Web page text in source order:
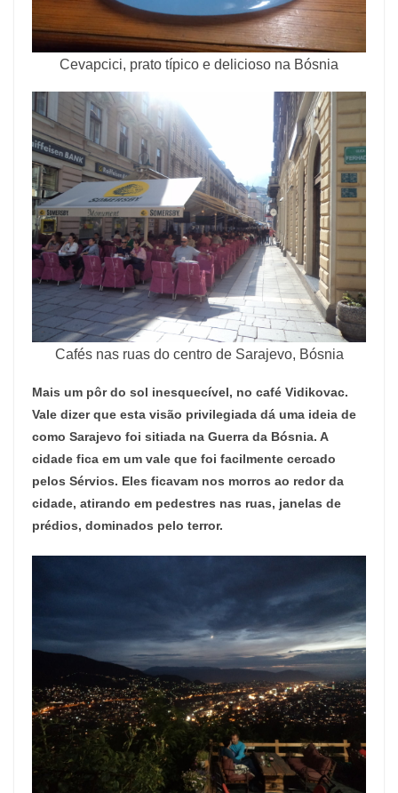
Cevapcici, prato típico e delicioso na Bósnia
Cafés nas ruas do centro de Sarajevo, Bósnia
Mais um pôr do sol inesquecível, no café Vidikovac.
Vale dizer que esta visão privilegiada dá uma ideia de
como Sarajevo foi sitiada na Guerra da Bósnia. A
cidade fica em um vale que foi facilmente cercado
pelos Sérvios. Eles ficavam nos morros ao redor da
cidade, atirando em pedestres nas ruas, janelas de
prédios, dominados pelo terror.